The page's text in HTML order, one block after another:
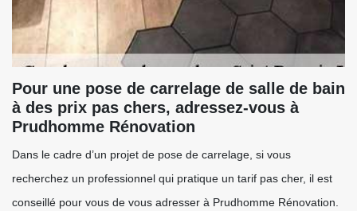
Pour une pose de carrelage de salle de bain
à des prix pas chers, adressez-vous à
Prudhomme Rénovation
Dans le cadre d’un projet de pose de carrelage, si vous
recherchez un professionnel qui pratique un tarif pas cher, il est
conseillé pour vous de vous adresser à Prudhomme Rénovation.